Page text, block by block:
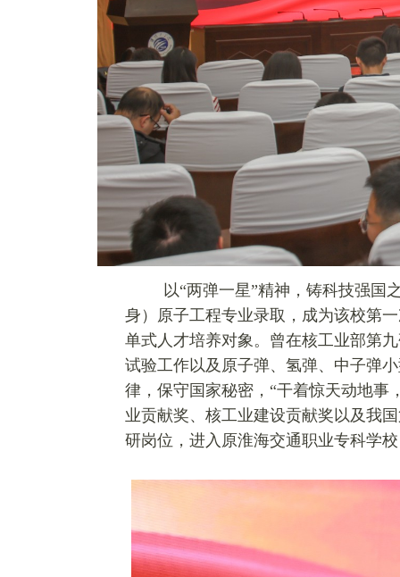
以“两弹一星”精神， 铸科技强国
身）原子工程专业录取，成为该校第
单式人才培养对象。曾在核工业部第
试验工作以及原子弹、氢弹、中子弹
律，保守国家秘密，“干着惊天动地事
业贡献奖、核工业建设贡献奖以及我
研岗位，进入原淮海交通职业专科学